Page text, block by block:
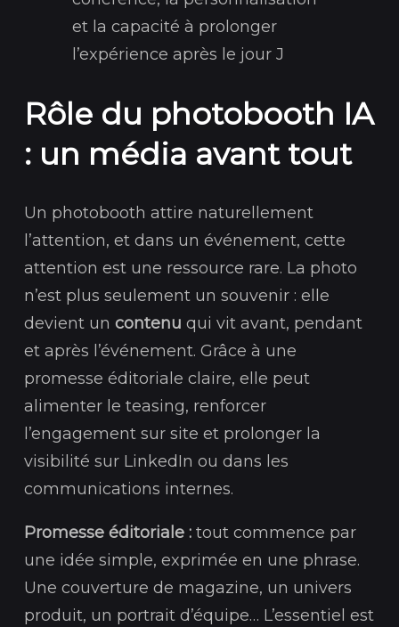
et la capacité à prolonger
l’expérience après le jour J
Rôle du photobooth IA
: un média avant tout
Un photobooth attire naturellement
l’attention, et dans un événement, cette
attention est une ressource rare. La photo
n’est plus seulement un souvenir : elle
devient un contenu qui vit avant, pendant
et après l’événement. Grâce à une
promesse éditoriale claire, elle peut
alimenter le teasing, renforcer
l’engagement sur site et prolonger la
visibilité sur LinkedIn ou dans les
communications internes.
Promesse éditoriale : tout commence par
une idée simple, exprimée en une phrase.
Une couverture de magazine, un univers
produit, un portrait d’équipe… L’essentiel est